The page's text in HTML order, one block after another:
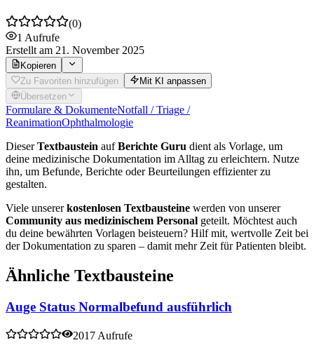
(0)
1 Aufrufe
Erstellt am 21. November 2025
Kopieren
Zu Favoriten hinzufügen
Mit KI anpassen
Übersetzen
Formulare & DokumenteNotfall / Triage /
ReanimationOphthalmologie
DieserTextbaustein aufBerichte Guru dient als Vorlage, um
deine medizinische Dokumentation im Alltag zu erleichtern. Nutze
ihn, um Befunde, Berichte oder Beurteilungen effizienter zu
gestalten.
Viele unsererkostenlosen Textbausteine werden von unserer
Community aus medizinischem Personal geteilt. Möchtest auch
du deine bewährten Vorlagen beisteuern? Hilf mit, wertvolle Zeit bei
der Dokumentation zu sparen – damit mehr Zeit für Patienten bleibt.
Ähnliche Textbausteine
Auge Status Normalbefund ausführlich
2017 Aufrufe